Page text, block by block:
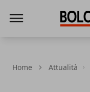
Home Attualità